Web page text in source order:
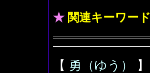
★ 関連キーワード
【 勇（ゆう）
】